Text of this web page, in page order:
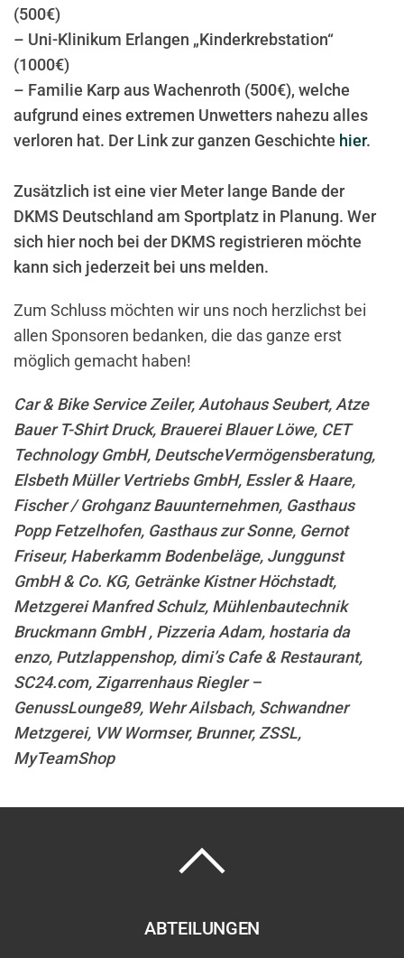
(500€)
– Uni-Klinikum Erlangen „Kinderkrebstation“
(1000€)
– Familie Karp aus Wachenroth (500€), welche
aufgrund eines extremen Unwetters nahezu alles
verloren hat. Der Link zur ganzen Geschichte hier.
Zusätzlich ist eine vier Meter lange Bande der
DKMS Deutschland am Sportplatz in Planung. Wer
sich hier noch bei der DKMS registrieren möchte
kann sich jederzeit bei uns melden.
Zum Schluss möchten wir uns noch herzlichst bei
allen Sponsoren bedanken, die das ganze erst
möglich gemacht haben!
Car & Bike Service Zeiler, Autohaus Seubert, Atze
Bauer T-Shirt Druck, Brauerei Blauer Löwe, CET
Technology GmbH, DeutscheVermögensberatung,
Elsbeth Müller Vertriebs GmbH, Essler & Haare,
Fischer / Grohganz Bauunternehmen, Gasthaus
Popp Fetzelhofen, Gasthaus zur Sonne, Gernot
Friseur, Haberkamm Bodenbeläge, Junggunst
GmbH & Co. KG, Getränke Kistner Höchstadt,
Metzgerei Manfred Schulz, Mühlenbautechnik
Bruckmann GmbH , Pizzeria Adam, hostaria da
enzo, Putzlappenshop, dimi’s Cafe & Restaurant,
SC24.com, Zigarrenhaus Riegler –
GenussLounge89, Wehr Ailsbach, Schwandner
Metzgerei, VW Wormser, Brunner, ZSSL,
MyTeamShop
ABTEILUNGEN